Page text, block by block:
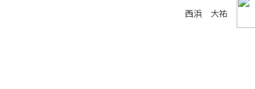
西浜 大祐